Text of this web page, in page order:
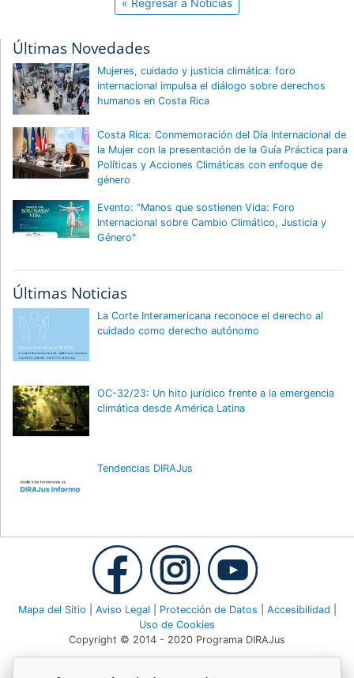
« Regresar a Noticias
Últimas Novedades
Mujeres, cuidado y justicia climática: foro
internacional impulsa el diálogo sobre derechos
humanos en Costa Rica
Costa Rica: Conmemoración del Día Internacional de
la Mujer con la presentación de la Guía Práctica para
Políticas y Acciones Climáticas con enfoque de
género
Evento: "Manos que sostienen Vida: Foro
Internacional sobre Cambio Climático, Justicia y
Género"
Últimas Noticias
La Corte Interamericana reconoce el derecho al
cuidado como derecho autónomo
OC-32/23: Un hito jurídico frente a la emergencia
climática desde América Latina
Tendencias DIRAJus
Mapa del Sitio Aviso Legal Protección de Datos Accesibilidad
Uso de Cookies
Copyright © 2014 - 2020 Programa DIRAJus